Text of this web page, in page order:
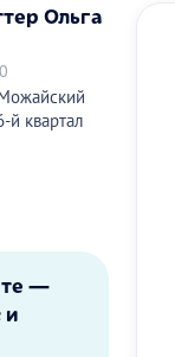
Ольга
й квартал
—
и